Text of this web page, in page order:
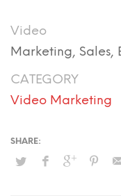
Video
Marketing, Sales,
CATEGORY
Video Marketing